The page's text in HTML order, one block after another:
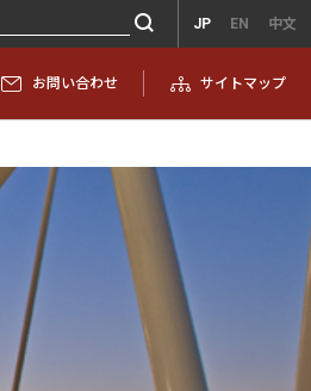
JP EN 中文
お問い合わせ サイトマップ